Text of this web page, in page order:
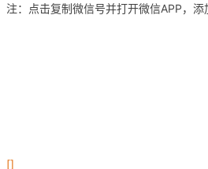
注：点击复制微信号并打开微信APP，添
[]